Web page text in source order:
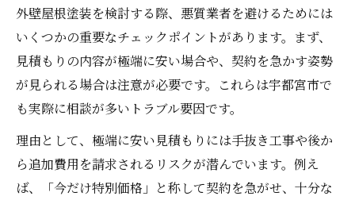
外壁屋根塗装を検討する際、悪質業者を避けるためには
いくつかの重要なチェックポイントがあります。まず、
見積もりの内容が極端に安い場合や、契約を急かす姿勢
が見られる場合は注意が必要です。これらは宇都宮市で
も実際に相談が多いトラブル要因です。
理由として、極端に安い見積もりには手抜き工事や後か
ら追加費用を請求されるリスクが潜んでいます。例え
ば、「今だけ特別価格」と称して契約を急がせ、十分な